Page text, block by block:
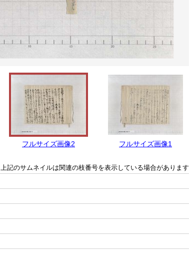
フルサイズ画像2 フルサイズ画像1
上記のサムネイルは関連の枝番号を表示している場合があります